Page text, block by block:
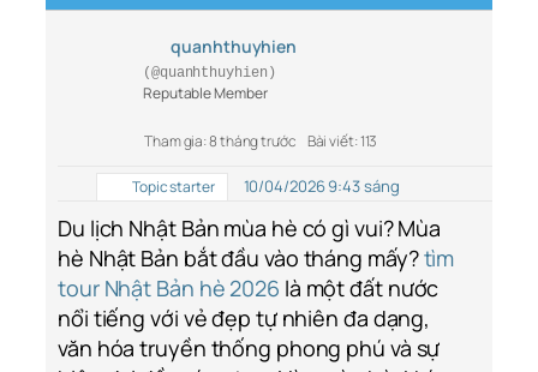
quanhthuyhien
(@quanhthuyhien)
Reputable Member
Tham gia: 8 tháng trước Bài viết: 113
Topic starter 10/04/2026 9:43 sáng
Du lịch Nhật Bản mùa hè có gì vui? Mùa
hè Nhật Bản bắt đầu vào tháng mấy?tìm
tour Nhật Bản hè 2026 là một đất nước
nổi tiếng với vẻ đẹp tự nhiên đa dạng,
văn hóa truyền thống phong phú và sự